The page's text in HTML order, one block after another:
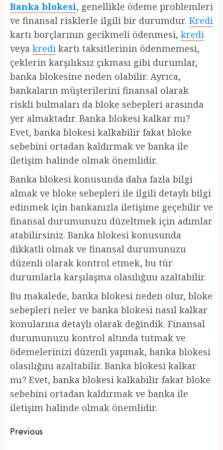
Banka blokesi, genellikle ödeme problemleri
ve finansal risklerle ilgili bir durumdur. Kredi
kartı borçlarının gecikmeli ödenmesi, kredi
veya kredi kartı taksitlerinin ödenmemesi,
çeklerin karşılıksız çıkması gibi durumlar,
banka blokesine neden olabilir. Ayrıca,
bankaların müşterilerini finansal olarak
riskli bulmaları da bloke sebepleri arasında
yer almaktadır. Banka blokesi kalkar mı?
Evet, banka blokesi kalkabilir fakat bloke
sebebini ortadan kaldırmak ve banka ile
iletişim halinde olmak önemlidir.
Banka blokesi konusunda daha fazla bilgi
almak ve bloke sebepleri ile ilgili detaylı bilgi
edinmek için bankanızla iletişime geçebilir ve
finansal durumunuzu düzeltmek için adımlar
atabilirsiniz. Banka blokesi konusunda
dikkatli olmak ve finansal durumunuzu
düzenli olarak kontrol etmek, bu tür
durumlarla karşılaşma olasılığını azaltabilir.
Bu makalede, banka blokesi neden olur, bloke
sebepleri neler ve banka blokesi nasıl kalkar
konularına detaylı olarak değindik. Finansal
durumunuzu kontrol altında tutmak ve
ödemelerinizi düzenli yapmak, banka blokesi
olasılığını azaltabilir. Banka blokesi kalkar
mı? Evet, banka blokesi kalkabilir fakat bloke
sebebini ortadan kaldırmak ve banka ile
iletişim halinde olmak önemlidir.
Post
Previous